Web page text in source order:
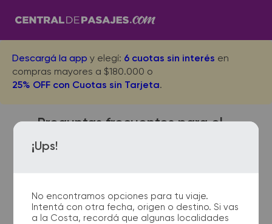
Descargá la app y elegí: 6 cuotas sin interés en
compras mayores a $180.000 o
25% OFF con Cuotas sin Tarjeta.
¡Ups!
No encontramos opciones para tu viaje.
Intentá con otra fecha, origen o destino. Si vas
a la Costa, recordá que algunas localidades
Preguntas frecuentes para el
viaje desde Mar del Plata a
Llavallol
¿Dónde quedan las